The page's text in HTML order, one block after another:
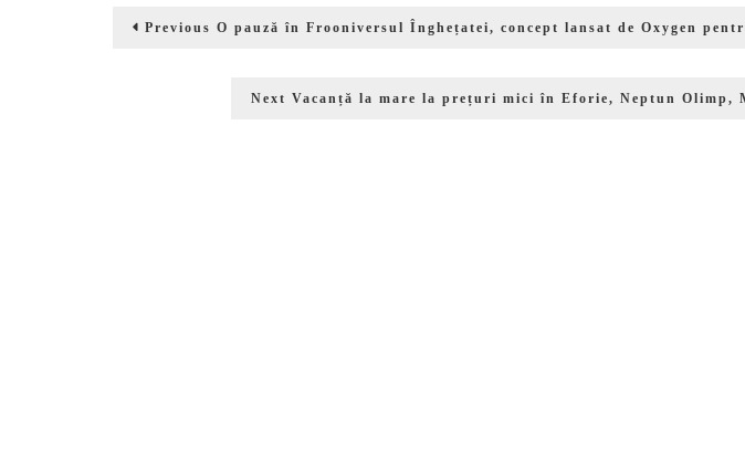
Previous Previous
O pauză în Frooniversul Înghețatei, concept lansat de Oxygen
Next Next
Vacanță la mare la prețuri mici în Eforie, Neptun Olimp,